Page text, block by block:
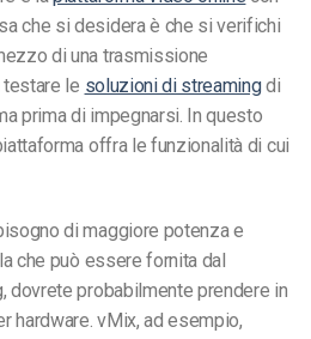
che si desidera è che si verifichi
di una trasmissione
le soluzioni di streamingdi
prima di impegnarsi. In questo
offra le funzionalità di cui
di maggiore potenza e
che può essere fornita dal
dovrete probabilmente prendere in
hardware. vMix, ad esempio,